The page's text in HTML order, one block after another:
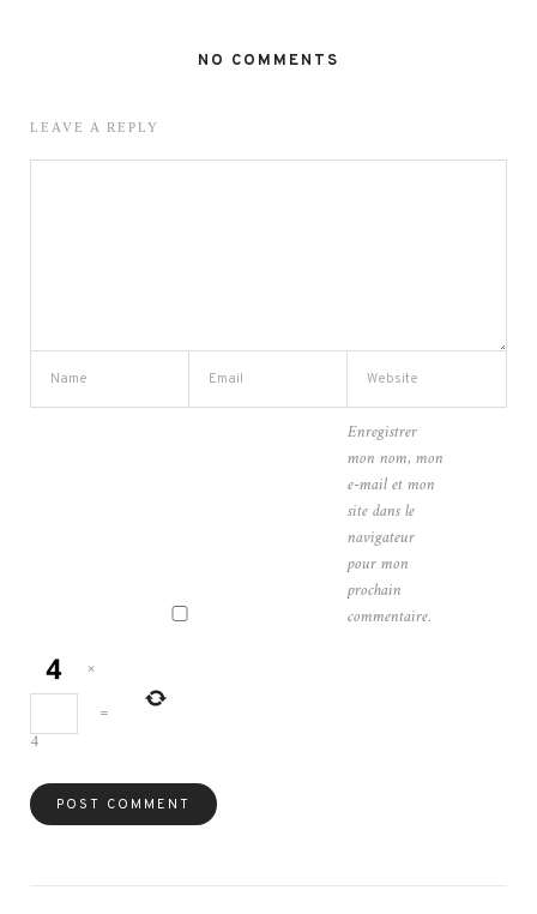
NO COMMENTS
LEAVE A REPLY
Enregistrer
mon nom, mon
e-mail et mon
site dans le
navigateur
pour mon
prochain
commentaire.
×
=
4